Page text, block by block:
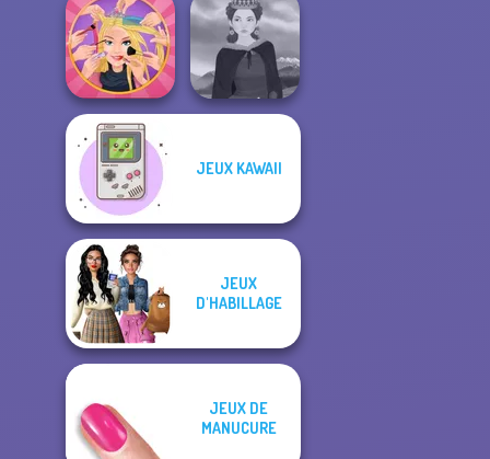
Manga Creator -
Fantasy World...
ASMR Tattoo
Treatment
Extreme
Makeover
JEUX KAWAII
JEUX
D'HABILLAGE
JEUX DE
MANUCURE